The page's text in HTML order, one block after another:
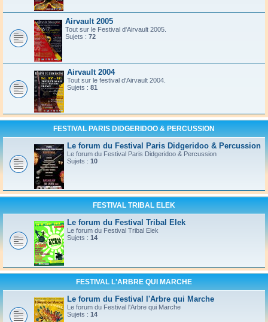
Airvault 2005
Tout sur le Festival d'Airvault 2005.
Sujets : 72
Airvault 2004
Tout sur le festival d'Airvault 2004.
Sujets : 81
FESTIVAL PARIS DIDGERIDOO & PERCUSSION
Le forum du Festival Paris Didgeridoo & Percussion
Le forum du Festival Paris Didgeridoo & Percussion
Sujets : 10
FESTIVAL TRIBAL ELEK
Le forum du Festival Tribal Elek
Le forum du Festival Tribal Elek
Sujets : 14
FESTIVAL L'ARBRE QUI MARCHE
Le forum du Festival l'Arbre qui Marche
Le forum du Festival l'Arbre qui Marche
Sujets : 14